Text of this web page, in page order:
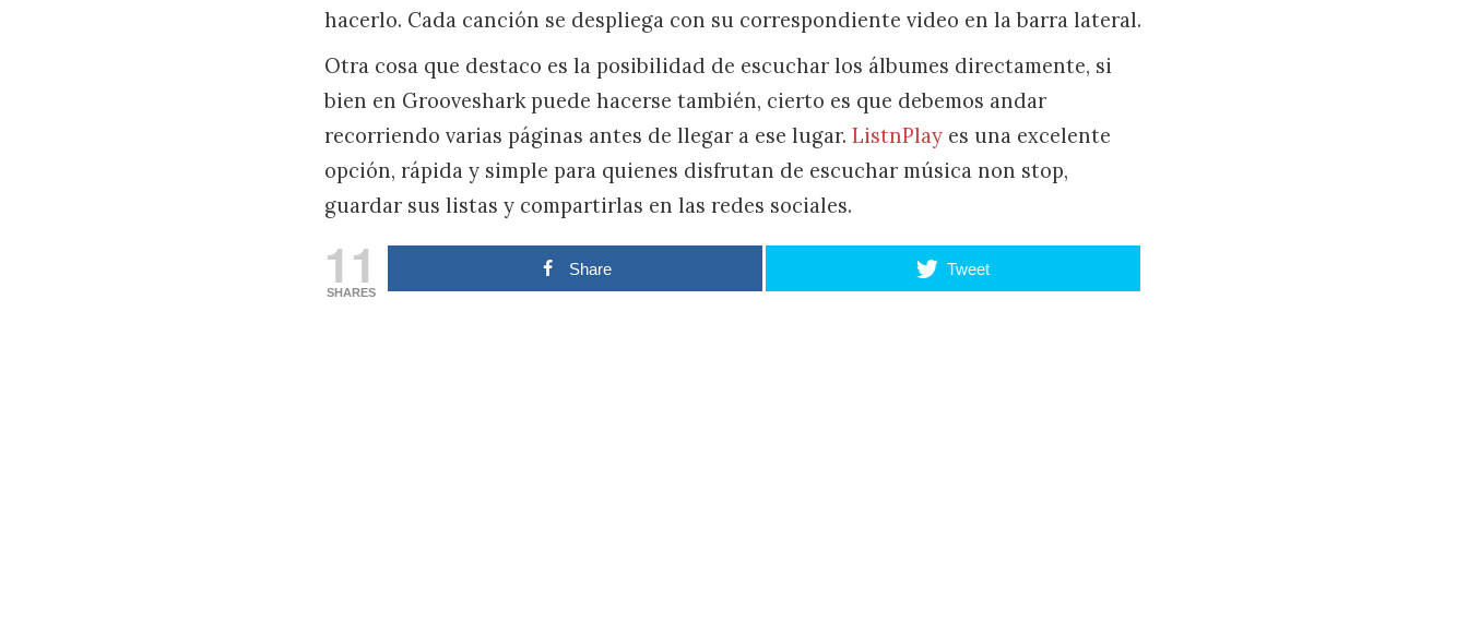
hacerlo. Cada canción se despliega con su correspondiente video en la barra lateral.
Otra cosa que destaco es la posibilidad de escuchar los álbumes directamente, si
bien en Grooveshark puede hacerse también, cierto es que debemos andar
recorriendo varias páginas antes de llegar a ese lugar. ListnPlay es una excelente
opción, rápida y simple para quienes disfrutan de escuchar música non stop,
guardar sus listas y compartirlas en las redes sociales.
11
SHARES
Share Tweet